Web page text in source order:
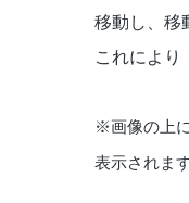
移動し、移
これにより
※画像の上
表示されます